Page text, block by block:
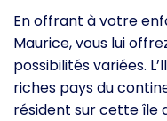
En offrant à votre
Maurice, vous lui
possibilités variées.
riches pays du
résident sur cette île